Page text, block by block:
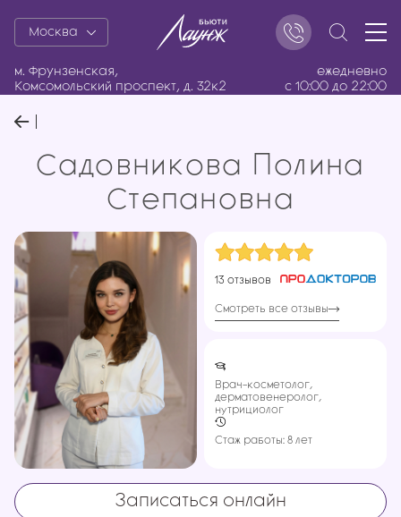
м. Фрунзенская,
Комсомольский проспект, д. 32к2
ежедневно
с 10:00 до 22:00
Москва
Садовникова Полина
Степановна
13 отзывов
Смотреть все отзывы
Врач-косметолог,
дерматовенеролог,
нутрициолог
Стаж работы: 8 лет
Записаться онлайн